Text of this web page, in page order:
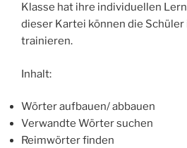
Klasse hat ihre individuellen
dieser Kartei können die
trainieren.
Inhalt:
Wörter aufbauen/ abbauen
Verwandte Wörter suchen
Reimwörter finden